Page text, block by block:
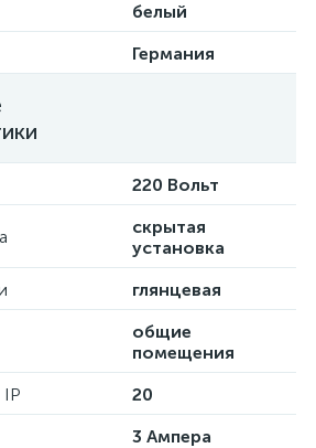
белый
Германия
220 Вольт
скрытая
установка
глянцевая
общие
помещения
20
3 Ампера